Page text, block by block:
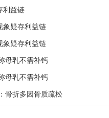
利益链
象疑存利益链
象疑存利益链
母乳不需补钙
母乳不需补钙
骨折多因骨质疏松